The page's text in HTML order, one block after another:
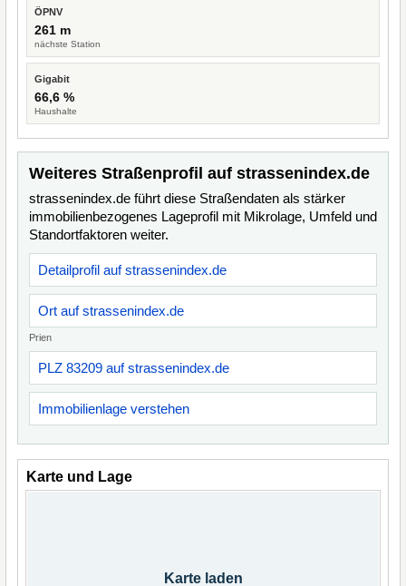
ÖPNV
261 m
nächste Station
Gigabit
66,6 %
Haushalte
Weiteres Straßenprofil auf strassenindex.de
strassenindex.de führt diese Straßendaten als stärker
immobilienbezogenes Lageprofil mit Mikrolage, Umfeld und
Standortfaktoren weiter.
Detailprofil auf strassenindex.de
Ort auf strassenindex.de
Prien
PLZ 83209 auf strassenindex.de
Immobilienlage verstehen
Karte und Lage
Karte laden